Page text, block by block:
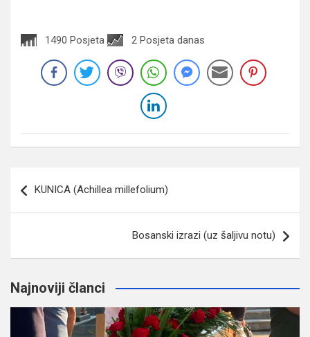
1490 Posjeta 2 Posjeta danas
članaka
KUNICA (Achillea millefolium)
Bosanski izrazi (uz šaljivu notu)
Najnoviji članci